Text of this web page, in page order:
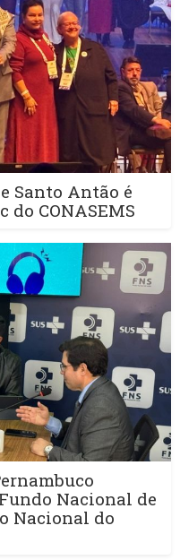
Santo Antão é
do CONASEMS
Nacional de
Nacional do